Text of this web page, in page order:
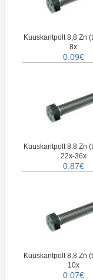
Kuuskantpolt 8,8 Zn
8x
0.09€
Kuuskantpolt 8.8 Zn
22x-36x
0.87€
Kuuskantpolt 8,8 Zn
10x
0.07€